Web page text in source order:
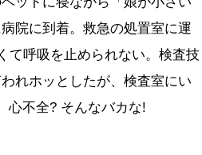
院に到着。救急の処置室に運
て呼吸を止められない。検査技
れホッとしたが、検査室にい
心不全? そんなバカな!